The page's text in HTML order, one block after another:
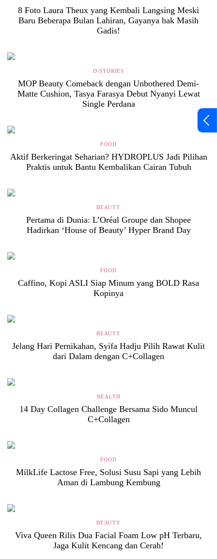
8 Foto Laura Theux yang Kembali Langsing Meski
Baru Beberapa Bulan Lahiran, Gayanya bak Masih
Gadis!
D-STORIES
MOP Beauty Comeback dengan Unbothered Demi-
Matte Cushion, Tasya Farasya Debut Nyanyi Lewat
Single Perdana
FOOD
Aktif Berkeringat Seharian? HYDROPLUS Jadi Pilihan
Praktis untuk Bantu Kembalikan Cairan Tubuh
BEAUTY
Pertama di Dunia: L’Oréal Groupe dan Shopee
Hadirkan ‘House of Beauty’ Hyper Brand Day
FOOD
Caffino, Kopi ASLI Siap Minum yang BOLD Rasa
Kopinya
BEAUTY
Jelang Hari Pernikahan, Syifa Hadju Pilih Rawat Kulit
dari Dalam dengan C+Collagen
HEALTH
14 Day Collagen Challenge Bersama Sido Muncul
C+Collagen
FOOD
MilkLife Lactose Free, Solusi Susu Sapi yang Lebih
Aman di Lambung Kembung
BEAUTY
Viva Queen Rilis Dua Facial Foam Low pH Terbaru,
Jaga Kulit Kencang dan Cerah!